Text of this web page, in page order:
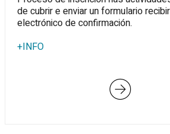
de cubrir e enviar un formulario
electrónico de confirmación.
+INFO